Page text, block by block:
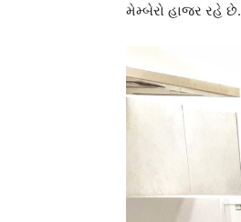
મેમ્બેરો હાજર રહે છે.